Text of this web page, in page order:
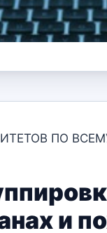
ПО
и